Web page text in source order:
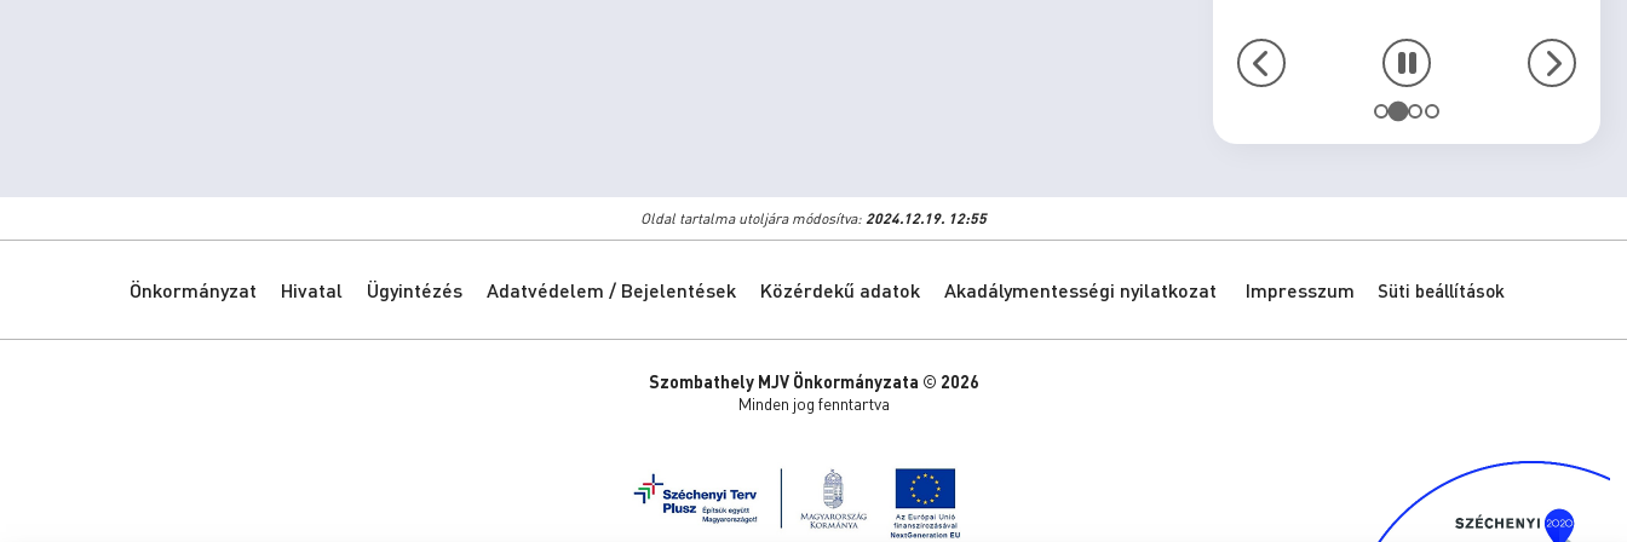
Oldal tartalma utoljára módosítva: 2024.12.19. 12:55
Önkormányzat Hivatal Ügyintézés Adatvédelem / Bejelentések Közérdekű adatok Akadálymentességi nyilatkozat Impresszum Süti beállítások
Szombathely MJV Önkormányzata © 2026
Minden jog fenntartva